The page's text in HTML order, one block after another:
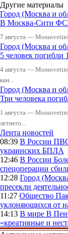
Другие материалы
Город (Москва и
В Москва-Сити
7 августа —
Город (Москва и
5 человек погибли
4 августа —
кан...
Город (Москва и
Три человека
1 августа —
летнего...
Лента новостей
08:39 В России ПВО
украинских БПЛА
12:46 В России
спецоперации
12:28 Город
пресекли
11:27 Общество
уклоняющихся от
14:13 В мире В
«креативные и